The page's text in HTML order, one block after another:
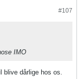
#107
IMO
blive dårlige hos os.